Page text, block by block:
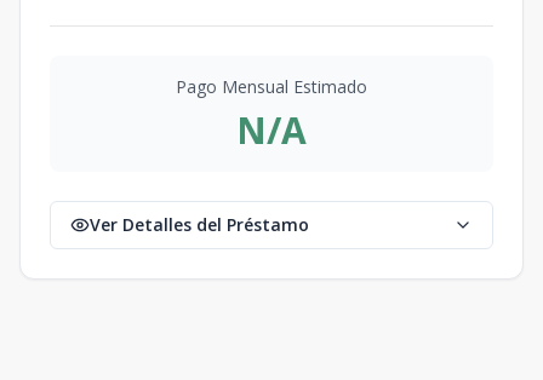
Pago Mensual Estimado
N/A
Ver Detalles del Préstamo